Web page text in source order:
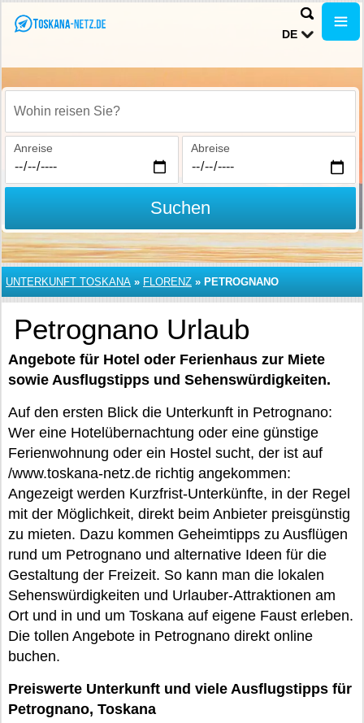
DE
Wohin reisen Sie?
Anreise Abreise
Suchen
UNTERKUNFT TOSKANA » FLORENZ » PETROGNANO
Petrognano Urlaub
Angebote für Hotel oder Ferienhaus zur Miete
sowie Ausflugstipps und Sehenswürdigkeiten.
Auf den ersten Blick die Unterkunft in Petrognano:
Wer eine Hotelübernachtung oder eine günstige
Ferienwohnung oder ein Hostel sucht, der ist auf
/www.toskana-netz.de richtig angekommen:
Angezeigt werden Kurzfrist-Unterkünfte, in der Regel
mit der Möglichkeit, direkt beim Anbieter preisgünstig
zu mieten. Dazu kommen Geheimtipps zu Ausflügen
rund um Petrognano und alternative Ideen für die
Gestaltung der Freizeit. So kann man die lokalen
Sehenswürdigkeiten und Urlauber-Attraktionen am
Ort und in und um Toskana auf eigene Faust erleben.
Die tollen Angebote in Petrognano direkt online
buchen.
Preiswerte Unterkunft und viele Ausflugstipps für
Petrognano, Toskana